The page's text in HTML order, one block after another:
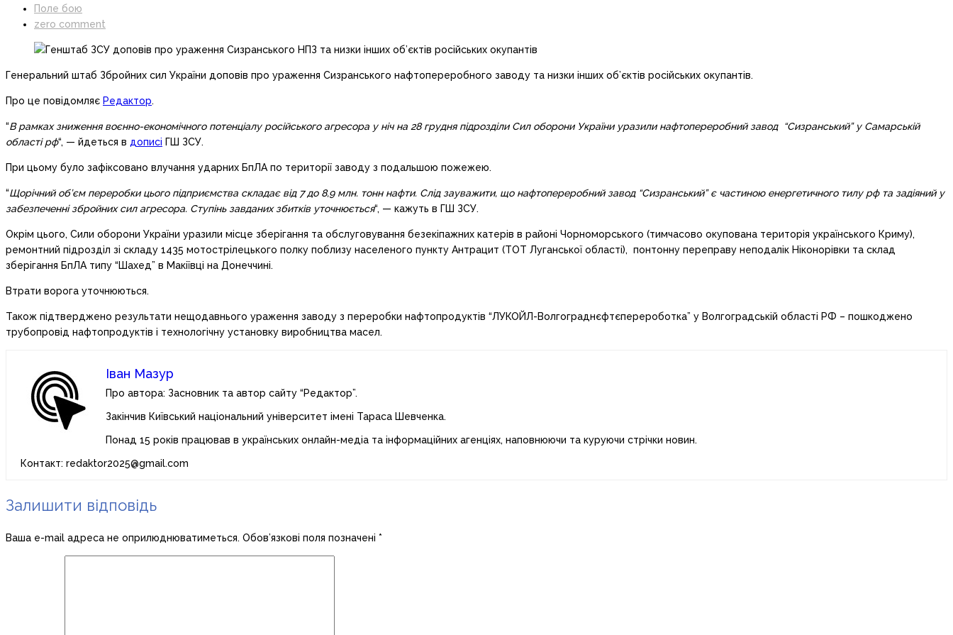
Поле бою
zero comment
Генеральний штаб Збройних сил України доповів про ураження Сизранського нафтопереробного заводу та низки інших об’єктів російських окупантів.
Про це повідомляє Редактор.
“В рамках зниження воєнно-економічного потенціалу російського агресора у ніч на 28 грудня підрозділи Сил оборони України уразили нафтопереробний завод “Сизранський” у Самарській
області рф“, — йдеться в дописі ГШ ЗСУ.
При цьому було зафіксовано влучання ударних БпЛА по території заводу з подальшою пожежею.
“Щорічний об’єм переробки цього підприємства складає від 7 до 8,9 млн. тонн нафти. Слід зауважити, що нафтопереробний завод “Сизранський” є частиною енергетичного тилу рф та задіяний у
забезпеченні збройних сил агресора. Ступінь завданих збитків уточнюється“, — кажуть в ГШ ЗСУ.
Окрім цього, Сили оборони України уразили місце зберігання та обслуговування безекіпажних катерів в районі Чорноморського (тимчасово окупована територія українського Криму),
ремонтний підрозділ зі складу 1435 мотострілецького полку поблизу населеного пункту Антрацит (ТОТ Луганської області), понтонну переправу неподалік Ніконорівки та склад
зберігання БпЛА типу “Шахед” в Макіївці на Донеччині.
Втрати ворога уточнюються.
Також підтверджено результати нещодавнього ураження заводу з переробки нафтопродуктів “ЛУКОЙЛ-Волгограднєфтєперероботка” у Волгоградській області РФ – пошкоджено
трубопровід нафтопродуктів і технологічну установку виробництва масел.
Іван Мазур
Про автора: Засновник та автор сайту “Редактор”.
Закінчив Київський національний університет імені Тараса Шевченка.
Понад 15 років працював в українських онлайн-медіа та інформаційних агенціях, наповнюючи та куруючи стрічки новин.
Контакт: redaktor2025@gmail.com
Залишити відповідь
Ваша e-mail адреса не оприлюднюватиметься. Обов’язкові поля позначені *